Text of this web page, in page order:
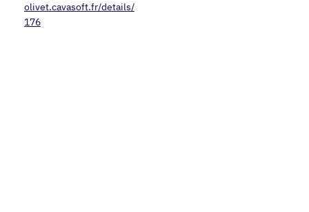
olivet.cavasoft.fr/details/
176